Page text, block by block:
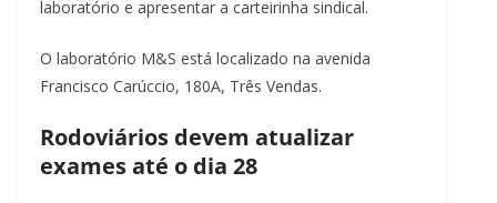
laboratório e apresentar a carteirinha sindical.
O laboratório M&S está localizado na avenida
Francisco Carúccio, 180A, Três Vendas.
Rodoviários devem atualizar
exames até o dia 28